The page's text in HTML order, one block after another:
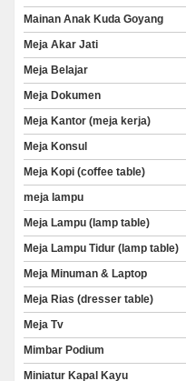
Mainan Anak Kuda Goyang
Meja Akar Jati
Meja Belajar
Meja Dokumen
Meja Kantor (meja kerja)
Meja Konsul
Meja Kopi (coffee table)
meja lampu
Meja Lampu (lamp table)
Meja Lampu Tidur (lamp table)
Meja Minuman & Laptop
Meja Rias (dresser table)
Meja Tv
Mimbar Podium
Miniatur Kapal Kayu